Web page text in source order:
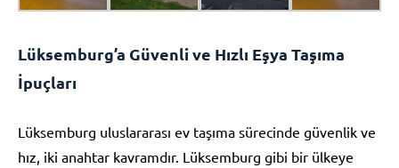
Lüksemburg’a Güvenli ve Hızlı Eşya Taşıma
İpuçları
Lüksemburg uluslararası ev taşıma sürecinde güvenlik ve
hız, iki anahtar kavramdır. Lüksemburg gibi bir ülkeye